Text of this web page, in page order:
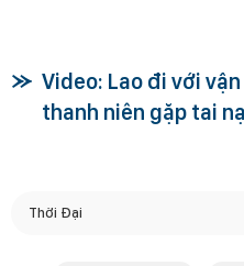
Video: Lao đi với
thanh niên gặp tai
Thời Đại